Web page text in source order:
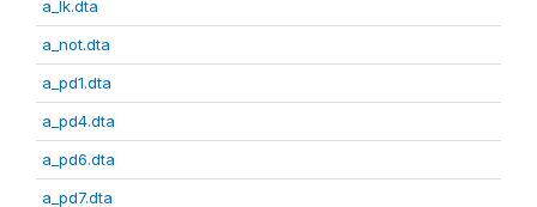
a_lk.dta
a_not.dta
a_pd1.dta
a_pd4.dta
a_pd6.dta
a_pd7.dta